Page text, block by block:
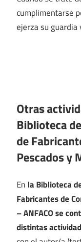
cumplimentarse
ejerza su guardia
Otras
Biblioteca
de
Pescados y
En la Biblioteca
Fabricantes de
– ANFACO se
distintas